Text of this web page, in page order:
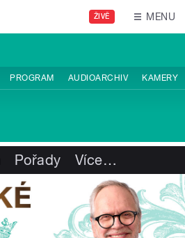
ŽIVĚ MENU
PROGRAM AUDIOARCHIV KAMERY
Pořady Více…